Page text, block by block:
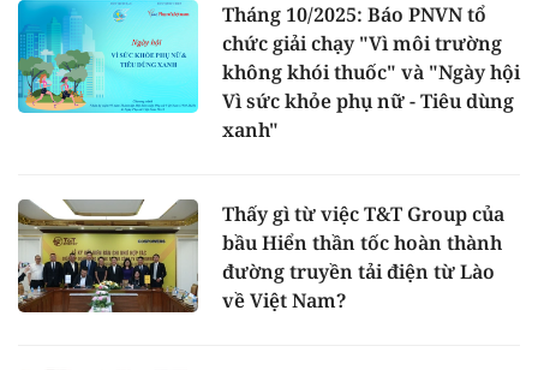
Tháng 10/2025: Báo PNVN tổ
chức giải chạy "Vì môi trường
không khói thuốc" và "Ngày hội
Vì sức khỏe phụ nữ - Tiêu dùng
xanh"
Thấy gì từ việc T&T Group của
bầu Hiển thần tốc hoàn thành
đường truyền tải điện từ Lào
về Việt Nam?